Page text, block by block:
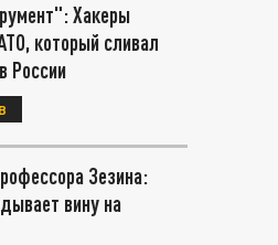
Хакеры
который сливал
России
Зезина:
вину на